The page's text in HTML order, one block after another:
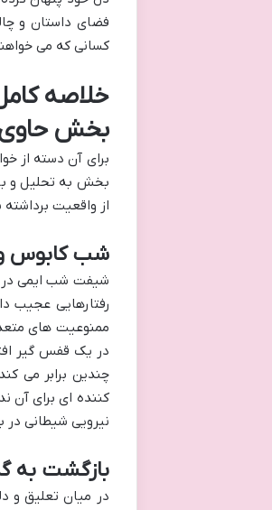
فضای داستان و
کسانی که می
خلاصه
بخش
برای آن دسته از
بخش به تحلیل و
از واقعیت
شب کابوس
رفتارهایی عجیب
ممنوعیت های
در یک قفس گیر
چندین برابر می
کننده ای برای آن
نیرویی شیطانی
بازگشت به
در میان تعلیق و